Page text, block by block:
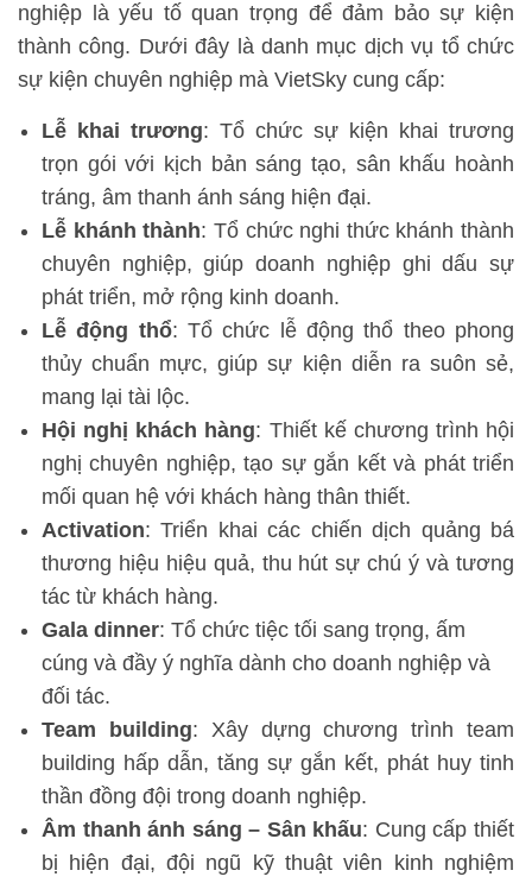
nghiệp là yếu tố quan trọng để đảm bảo sự kiện
thành công. Dưới đây là danh mục dịch vụ tổ chức
sự kiện chuyên nghiệp mà VietSky cung cấp:
Lễ khai trương: Tổ chức sự kiện khai trương
trọn gói với kịch bản sáng tạo, sân khấu hoành
tráng, âm thanh ánh sáng hiện đại.
Lễ khánh thành: Tổ chức nghi thức khánh thành
chuyên nghiệp, giúp doanh nghiệp ghi dấu sự
phát triển, mở rộng kinh doanh.
Lễ động thổ: Tổ chức lễ động thổ theo phong
thủy chuẩn mực, giúp sự kiện diễn ra suôn sẻ,
mang lại tài lộc.
Hội nghị khách hàng: Thiết kế chương trình hội
nghị chuyên nghiệp, tạo sự gắn kết và phát triển
mối quan hệ với khách hàng thân thiết.
Activation: Triển khai các chiến dịch quảng bá
thương hiệu hiệu quả, thu hút sự chú ý và tương
tác từ khách hàng.
Gala dinner: Tổ chức tiệc tối sang trọng, ấm
cúng và đầy ý nghĩa dành cho doanh nghiệp và
đối tác.
Team building: Xây dựng chương trình team
building hấp dẫn, tăng sự gắn kết, phát huy tinh
thần đồng đội trong doanh nghiệp.
Âm thanh ánh sáng – Sân khấu: Cung cấp thiết
bị hiện đại, đội ngũ kỹ thuật viên kinh nghiệm